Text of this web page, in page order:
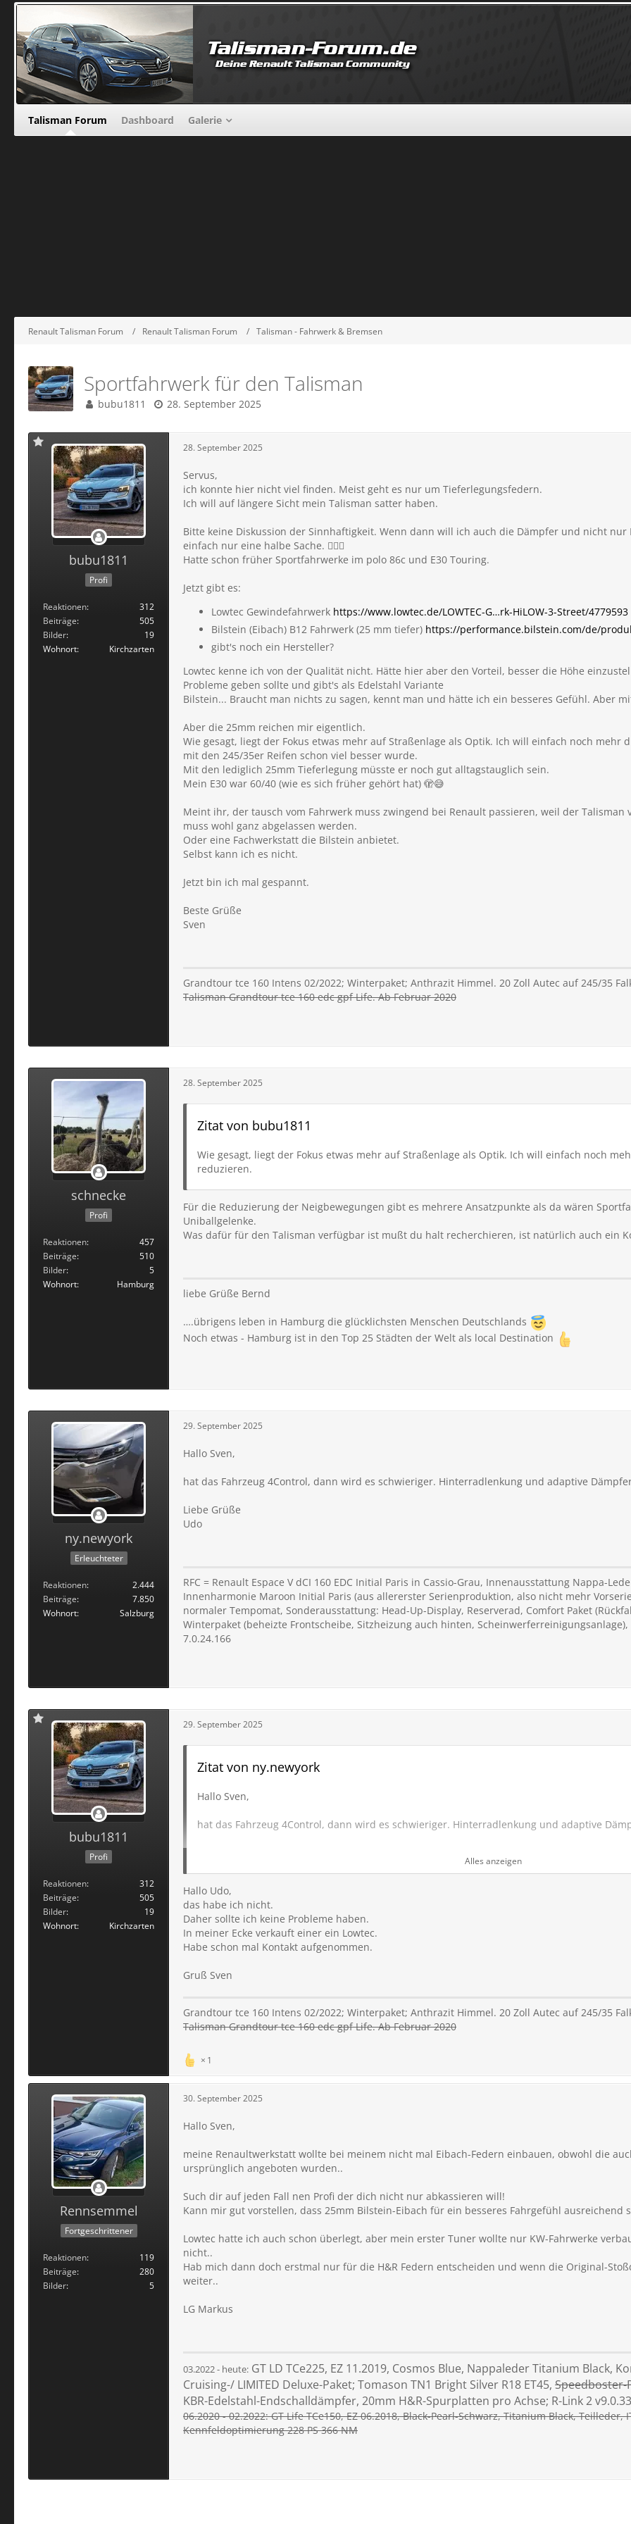
Talisman Forum Dashboard Galerie
Renault Talisman Forum Renault Talisman Forum Talisman - Fahrwerk & Bremsen
Sportfahrwerk für den Talisman
bubu1811 28. September 2025
bubu1811
Profi
Reaktionen
312
Beiträge
505
Bilder
19
Wohnort
Kirchzarten
28. September 2025
Servus,
ich konnte hier nicht viel finden. Meist geht es nur um Tieferlegungsfedern.
Ich will auf längere Sicht mein Talisman satter haben.
Bitte keine Diskussion der Sinnhaftigkeit. Wenn dann will ich auch die Dämpfer und nicht
einfach nur eine halbe Sache. 🤷🏼‍♂️
Hatte schon früher Sportfahrwerke im polo 86c und E30 Touring.
Jetzt gibt es:
Lowtec Gewindefahrwerk https://www.lowtec.de/LOWTEC-G…rk-HiLOW-3-Street/4779593
Bilstein (Eibach) B12 Fahrwerk (25 mm tiefer) https://performance.bilstein.com/de/
gibt's noch ein Hersteller?
Lowtec kenne ich von der Qualität nicht. Hätte hier aber den Vorteil, besser die Höhe
Probleme geben sollte und gibt's als Edelstahl Variante
Bilstein... Braucht man nichts zu sagen, kennt man und hätte ich ein besseres Gefühl. Aber
Aber die 25mm reichen mir eigentlich.
Wie gesagt, liegt der Fokus etwas mehr auf Straßenlage als Optik. Ich will einfach noch mehr
mit den 245/35er Reifen schon viel besser wurde.
Mit den lediglich 25mm Tieferlegung müsste er noch gut alltagstauglich sein.
Mein E30 war 60/40 (wie es sich früher gehört hat) 🫣😅
Meint ihr, der tausch vom Fahrwerk muss zwingend bei Renault passieren, weil der Talisman
muss wohl ganz abgelassen werden.
Oder eine Fachwerkstatt die Bilstein anbietet.
Selbst kann ich es nicht.
Jetzt bin ich mal gespannt.
Beste Grüße
Sven
Grandtour tce 160 Intens 02/2022; Winterpaket; Anthrazit Himmel. 20 Zoll Autec auf 245/35
Talisman Grandtour tce 160 edc gpf Life. Ab Februar 2020
schnecke
Profi
Reaktionen
457
Beiträge
510
Bilder
5
Wohnort
Hamburg
28. September 2025
Zitat von bubu1811
Wie gesagt, liegt der Fokus etwas mehr auf Straßenlage als Optik. Ich will einfach noch
reduzieren.
Für die Reduzierung der Neigbewegungen gibt es mehrere Ansatzpunkte als da wären
Uniballgelenke.
Was dafür für den Talisman verfügbar ist mußt du halt recherchieren, ist natürlich auch ein
liebe Grüße Bernd
….übrigens leben in Hamburg die glücklichsten Menschen Deutschlands
Noch etwas - Hamburg ist in den Top 25 Städten der Welt als local Destination
ny.newyork
Erleuchteter
Reaktionen
2.444
Beiträge
7.850
Wohnort
Salzburg
29. September 2025
Hallo Sven,
hat das Fahrzeug 4Control, dann wird es schwieriger. Hinterradlenkung und adaptive
Liebe Grüße
Udo
RFC = Renault Espace V dCI 160 EDC Initial Paris in Cassio-Grau, Innenausstattung Nappa-
Innenharmonie Maroon Initial Paris (aus allererster Serienproduktion, also nicht mehr
normaler Tempomat, Sonderausstattung: Head-Up-Display, Reserverad, Comfort Paket
Winterpaket (beheizte Frontscheibe, Sitzheizung auch hinten,
7.0.24.166
bubu1811
Profi
Reaktionen
312
Beiträge
505
Bilder
19
Wohnort
Kirchzarten
29. September 2025
Zitat von ny.newyork
Hallo Sven,
hat das Fahrzeug 4Control, dann wird es schwieriger. Hinterradlenkung und adaptive
Alles anzeigen
Hallo Udo,
das habe ich nicht.
Daher sollte ich keine Probleme haben.
In meiner Ecke verkauft einer ein Lowtec.
Habe schon mal Kontakt aufgenommen.
Gruß Sven
Grandtour tce 160 Intens 02/2022; Winterpaket; Anthrazit Himmel. 20 Zoll Autec auf 245/35
Talisman Grandtour tce 160 edc gpf Life. Ab Februar 2020
1
Rennsemmel
Fortgeschrittener
Reaktionen
119
Beiträge
280
Bilder
5
30. September 2025
Hallo Sven,
meine Renaultwerkstatt wollte bei meinem nicht mal Eibach-Federn einbauen, obwohl die
ursprünglich angeboten wurden..
Such dir auf jeden Fall nen Profi der dich nicht nur abkassieren will!
Kann mir gut vorstellen, dass 25mm Bilstein-Eibach für ein besseres Fahrgefühl ausreichend
Lowtec hatte ich auch schon überlegt, aber mein erster Tuner wollte nur KW-Fahrwerke
nicht..
Hab mich dann doch erstmal nur für die H&R Federn entscheiden und wenn die Original-
weiter..
LG Markus
03.2022 - heute: GT LD TCe225, EZ 11.2019, Cosmos Blue, Nappaleder Titanium Black,
Cruising-/ LIMITED Deluxe-Paket; Tomason TN1 Bright Silver R18 ET45, Speedboster-
KBR-Edelstahl-Endschalldämpfer, 20mm H&R-Spurplatten pro Achse; R-Link 2
06.2020 - 02.2022: GT Life TCe150, EZ 06.2018,Black-Pearl-Schwarz, Titanium Black, Teilleder,
Kennfeldoptimierung 228 PS 366 NM